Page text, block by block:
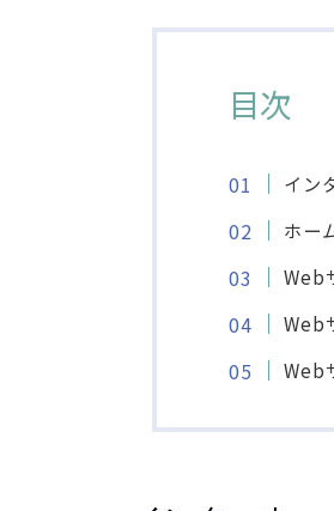
目次
イン
ホー
Web
Web
Web